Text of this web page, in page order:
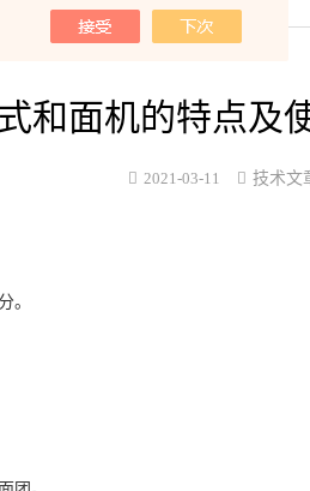
和面机的特点及
2021-03-11 技术文
。